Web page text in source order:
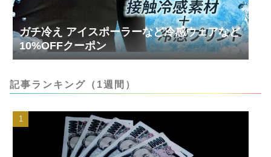
ガチ冷え アイスポーラーなど冷感ウェアなど
10%OFFクーポン
記事ランキング（1週間）